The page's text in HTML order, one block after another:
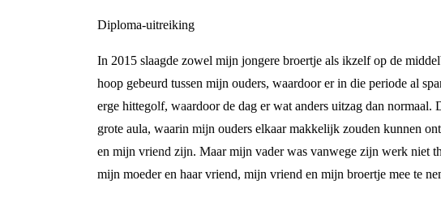
Diploma-uitreiking
In 2015 slaagde zowel mijn jongere broertje als ikzelf op de
hoop gebeurd tussen mijn ouders, waardoor er in die periode al
erge hittegolf, waardoor de dag er wat anders uitzag dan
grote aula, waarin mijn ouders elkaar makkelijk zouden kunnen
en mijn vriend zijn. Maar mijn vader was vanwege zijn werk niet
mijn moeder en haar vriend, mijn vriend en mijn broertje mee te